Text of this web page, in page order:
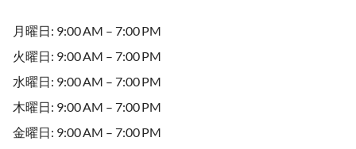
月曜日: 9:00 AM – 7:00 PM
火曜日: 9:00 AM – 7:00 PM
水曜日: 9:00 AM – 7:00 PM
木曜日: 9:00 AM – 7:00 PM
金曜日: 9:00 AM – 7:00 PM